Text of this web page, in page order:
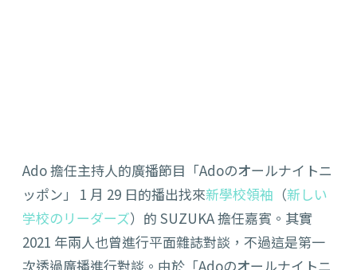
Ado 擔任主持人的廣播節目「Adoのオールナイトニ
ッポン」 1 月 29 日的播出找來新學校領袖 （新しい
学校のリーダーズ）的 SUZUKA 擔任嘉賓。其實
2021 年兩人也曾進行平面雜誌對談，不過這是第一
次透過廣播進行對談。由於 「Adoのオールナイトニ